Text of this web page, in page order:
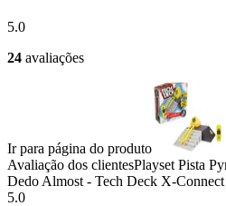
5.0
24 avaliações
Ir para página do produto
Avaliação dos clientesPlayset Pista
Dedo Almost - Tech Deck X-
5.0